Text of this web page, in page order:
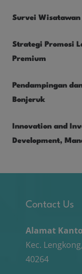
Survei
Strategi Promosi
Premium
Pendampingan
Bonjeruk
Innovation and
Development,
Contact Us
Alamat
Kec.
40264